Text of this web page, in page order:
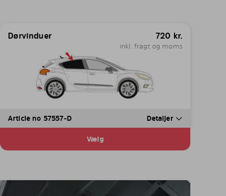
Dørvinduer 720 kr.
inkl. fragt og moms
Article no 57557-D Detaljer
Vælg